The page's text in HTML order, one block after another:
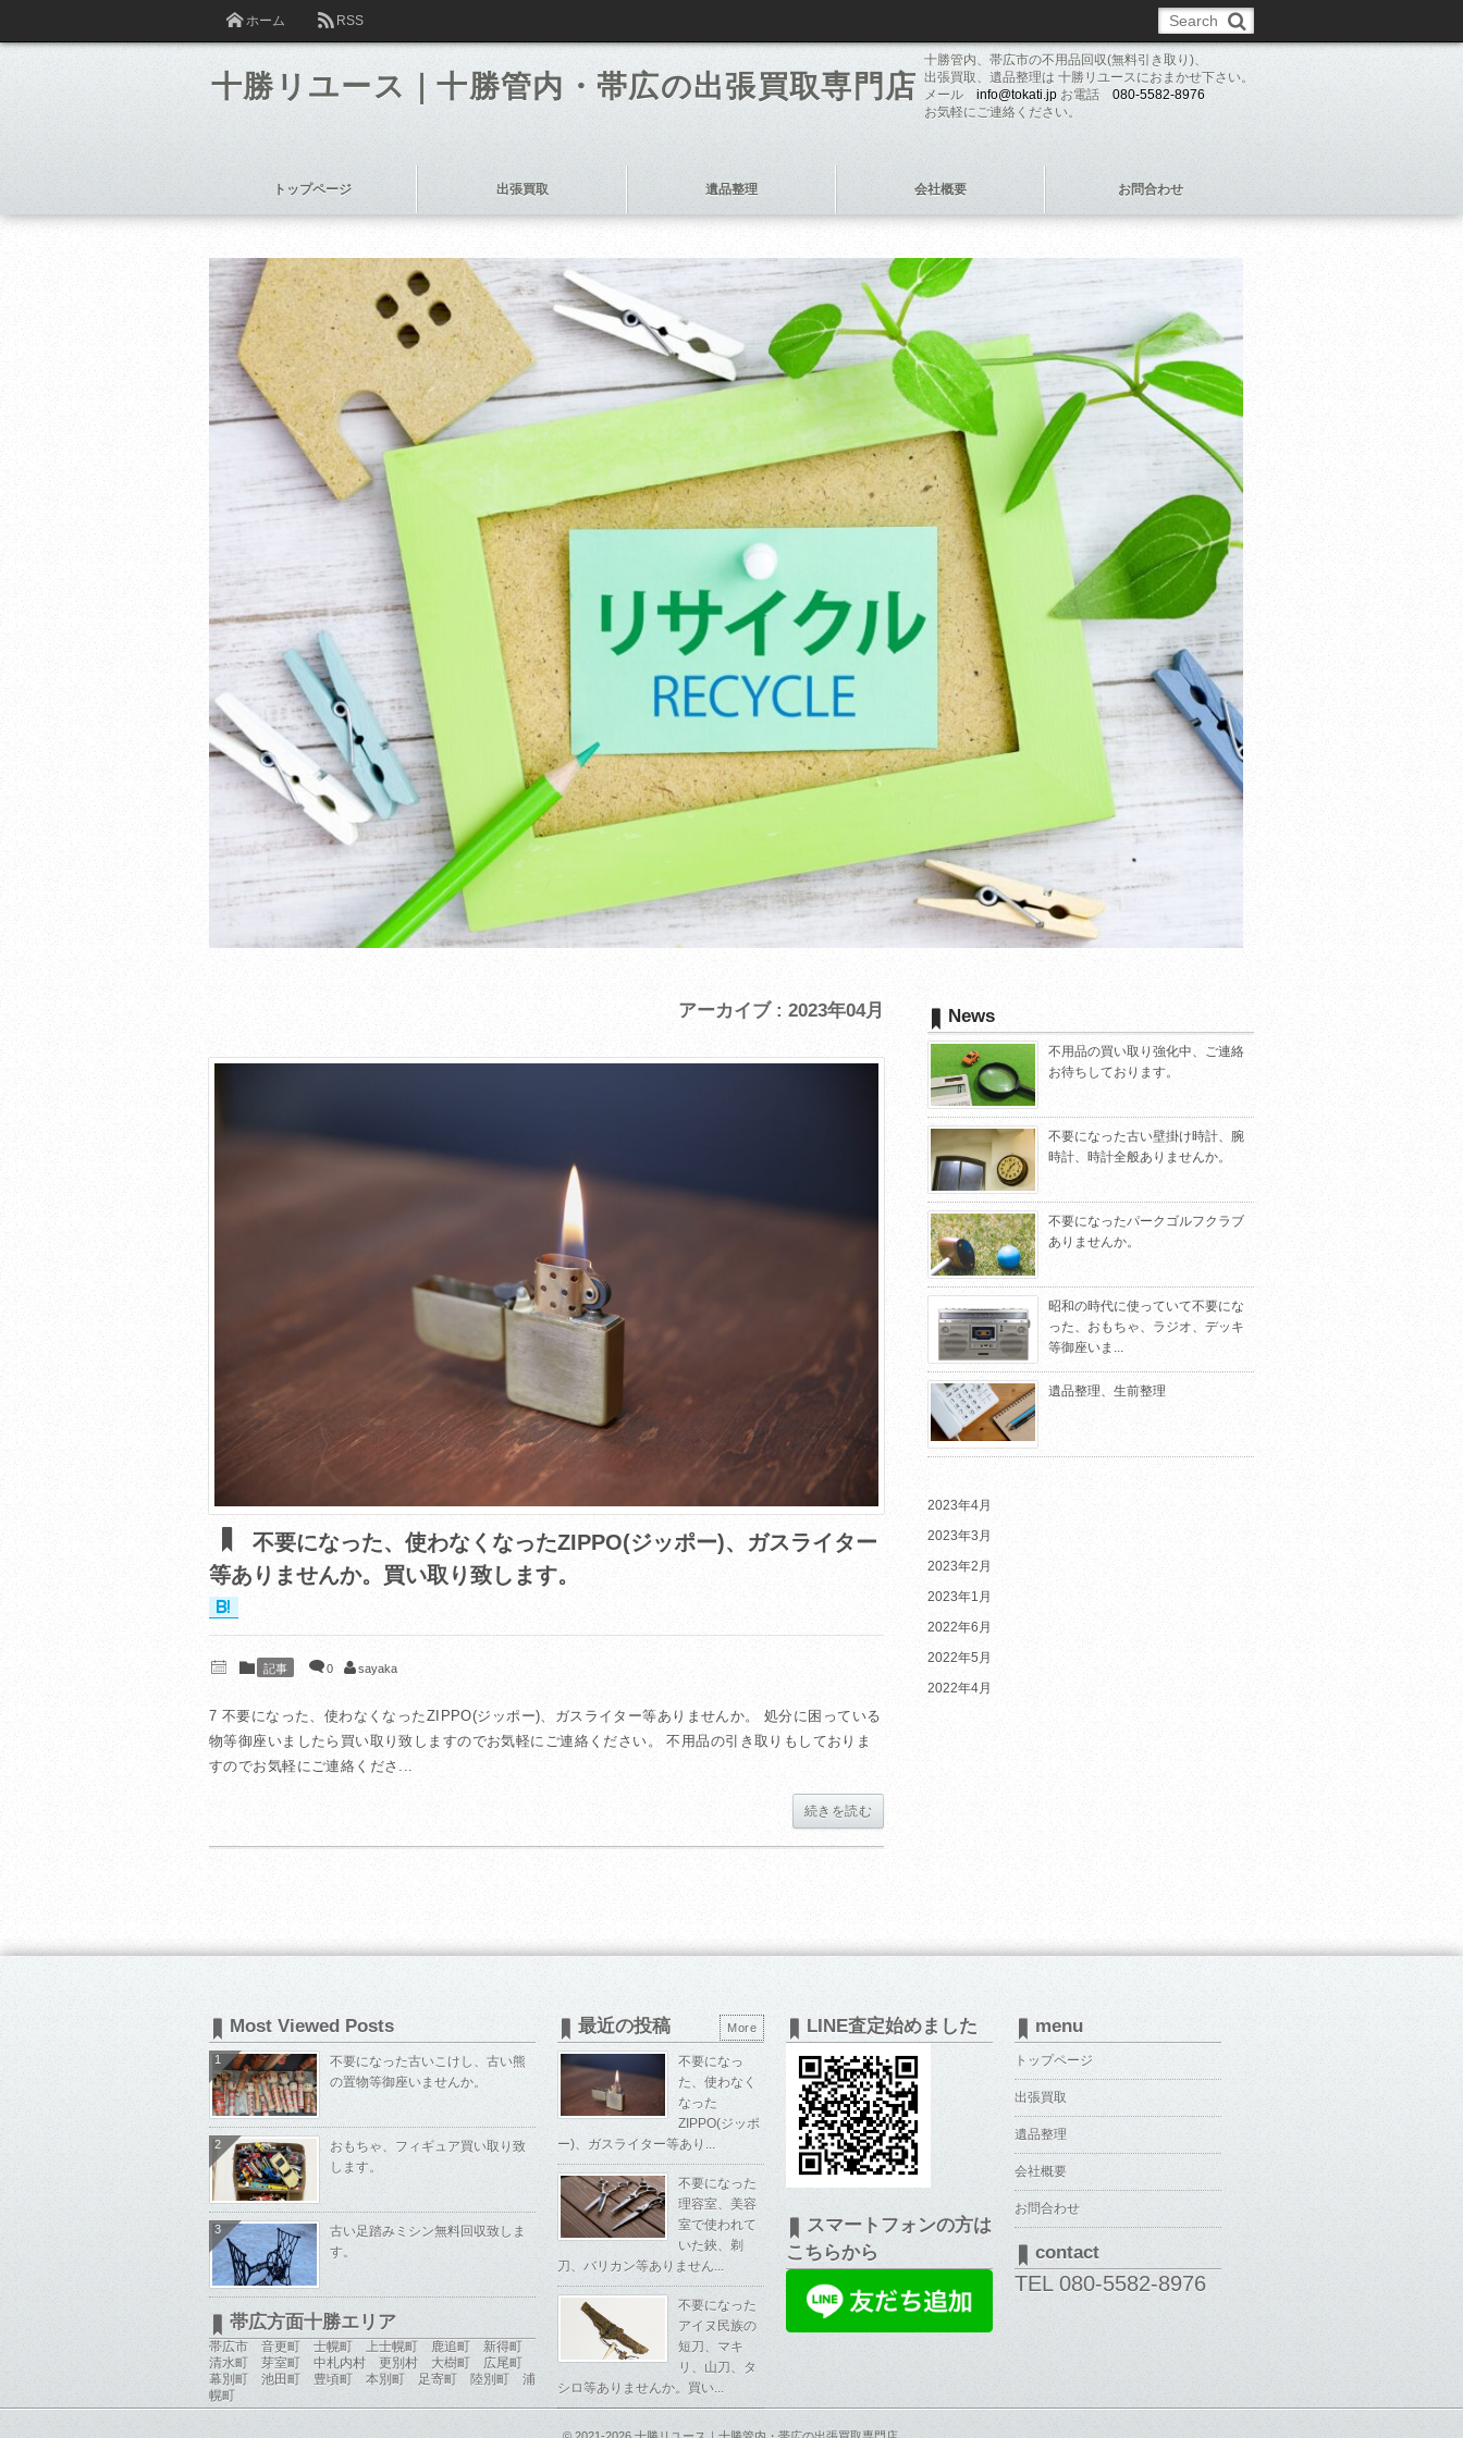
十勝リユース｜十勝管内・帯広の出張買取専門店
アーカイブ : 2023年04月
不要になった、使わなくなったZIPPO(ジッポー)、ガスライター
等ありませんか。買い取り致します。
記事 0 sayaka
7 不要になった、使わなくなったZIPPO(ジッポー)、ガスライター等ありませんか。 処分に困っている
物等御座いましたら買い取り致しますのでお気軽にご連絡ください。 不用品の引き取りもしておりま
すのでお気軽にご連絡くださ...
続きを読む
News
不用品の買い取り強化中、ご連絡
お待ちしております。
不要になった古い壁掛け時計、腕
時計、時計全般ありませんか。
不要になったパークゴルフクラブ
ありませんか。
昭和の時代に使っていて不要にな
った、おもちゃ、ラジオ、デッキ
等御座いま...
遺品整理、生前整理
2023年4月
2023年3月
2023年2月
2023年1月
2022年6月
2022年5月
2022年4月
ホーム RSS
トップページ 出張買取 遺品整理 会社概要 お問合わせ
十勝管内、帯広市の不用品回収(無料引き取り)、
出張買取、遺品整理は 十勝リユースにおまかせ下さい。
メール info@tokati.jp お電話 080-5582-8976
お気軽にご連絡ください。
Most Viewed Posts
不要になった古いこけし、古い熊
の置物等御座いませんか。
1
おもちゃ、フィギュア買い取り致
します。
2
古い足踏みミシン無料回収致しま
す。
3
帯広方面十勝エリア
帯広市 音更町 士幌町 上士幌町 鹿追町 新得町
清水町 芽室町 中札内村 更別村 大樹町 広尾町
幕別町 池田町 豊頃町 本別町 足寄町 陸別町 浦
幌町
最近の投稿
不要になっ
た、使わなく
なった
ZIPPO(ジッポ
ー)、ガスライター等あり...
不要になった
理容室、美容
室で使われて
いた鋏、剃
刀、バリカン等ありません...
不要になった
アイヌ民族の
短刀、マキ
リ、山刀、タ
シロ等ありませんか。買い...
More LINE査定始めました
スマートフォンの方は
こちらから
menu
トップページ
出張買取
遺品整理
会社概要
お問合わせ
contact
TEL 080-5582-8976
© 2021-2026 十勝リユース｜十勝管内・帯広の出張買取専門店.